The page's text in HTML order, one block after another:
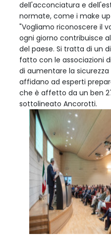
dell'acconciatura e
normate, come i make
"Vogliamo riconoscere il
ogni giorno contribuisce
del paese. Si tratta di un
fatto con le associazioni
di aumentare la
affidano ad esperti
che è affetto da un ben
sottolineato Ancorotti.